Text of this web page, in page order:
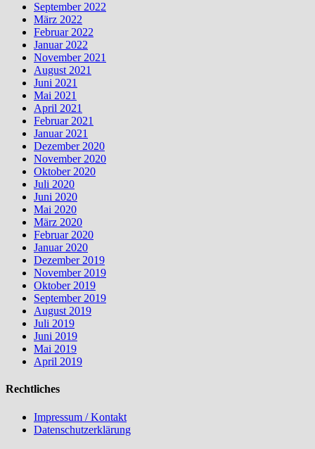
September 2022
März 2022
Februar 2022
Januar 2022
November 2021
August 2021
Juni 2021
Mai 2021
April 2021
Februar 2021
Januar 2021
Dezember 2020
November 2020
Oktober 2020
Juli 2020
Juni 2020
Mai 2020
März 2020
Februar 2020
Januar 2020
Dezember 2019
November 2019
Oktober 2019
September 2019
August 2019
Juli 2019
Juni 2019
Mai 2019
April 2019
Rechtliches
Impressum / Kontakt
Datenschutzerklärung